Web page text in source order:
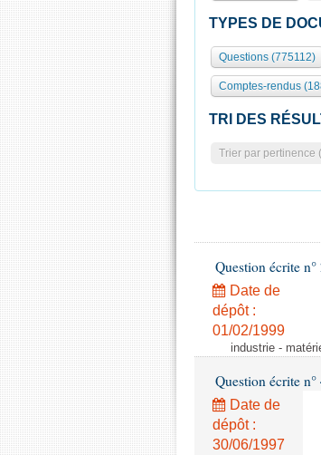
TYPES DE
Questions (775112)
Comptes-rendus
TRI DES
Trier par pertinence
Question écrite
Date de
dépôt :
01/02/1999
industrie -
Question écrite
Date de
dépôt :
30/06/1997